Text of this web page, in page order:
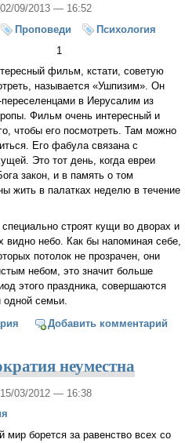
09/2013 — 16:52
Проповеди
Психология
1
фильм, кстати, советую
называется «Ушпизим». Он
в Иерусалим из
Фильм очень интересный и
чтобы его посмотреть. Там можно
Его фабула связана с
Это тот день, когда евреи
закон, и в память о том
жить в палатках неделю в течение
строят кущи во дворах и
видно небо. Как бы напоминая себе,
потолок не прозрачен, они
небом, это значит больше
этого праздника, совершаются
одной семьи.
БожияДобавить комментарий
неуместна
, 15/03/2012 — 16:38
мир борется за равенство всех со